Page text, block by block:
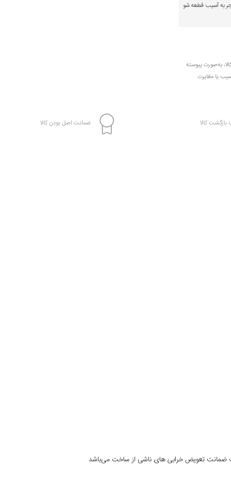
به آسیب قطعه شو
به‌صورت پیوسته
یا مغایرت
کالا ضمانت اصل بودن کالا